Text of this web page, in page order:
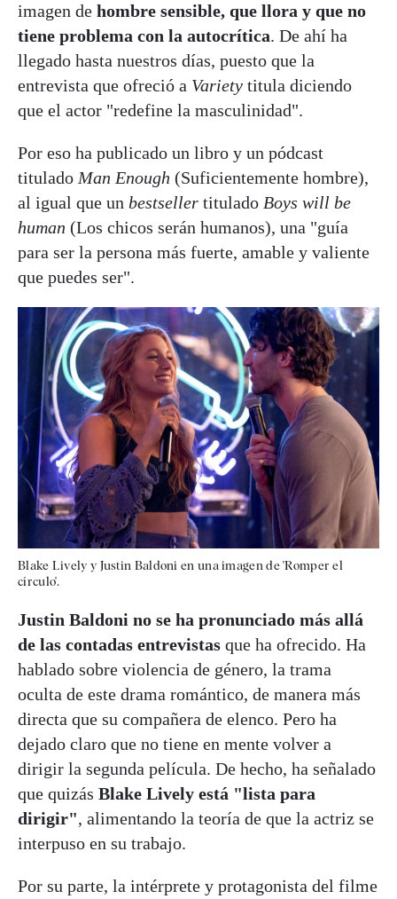
imagen de hombre sensible, que llora y que no
tiene problema con la autocrítica. De ahí ha
llegado hasta nuestros días, puesto que la
entrevista que ofreció a Variety titula diciendo
que el actor "redefine la masculinidad".
Por eso ha publicado un libro y un pódcast
titulado Man Enough (Suficientemente hombre),
al igual que un bestseller titulado Boys will be
human (Los chicos serán humanos), una "guía
para ser la persona más fuerte, amable y valiente
que puedes ser".
Blake Lively y Justin Baldoni en una imagen de 'Romper el
círculo'.
Justin Baldoni no se ha pronunciado más allá
de las contadas entrevistas que ha ofrecido. Ha
hablado sobre violencia de género, la trama
oculta de este drama romántico, de manera más
directa que su compañera de elenco. Pero ha
dejado claro que no tiene en mente volver a
dirigir la segunda película. De hecho, ha señalado
que quizás Blake Lively está "lista para
dirigir", alimentando la teoría de que la actriz se
interpuso en su trabajo.
Por su parte, la intérprete y protagonista del filme